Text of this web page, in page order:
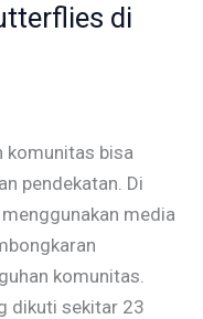
di
komunitas bisa
pendekatan. Di
media
komunitas.
dikuti sekitar 23